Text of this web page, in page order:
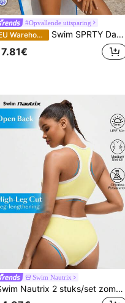
#Opvallende uitsparing
EU Warehouse Swim SPRTY Dames badpak met lange mouwen en bloemenprint voor op vakantie
Swim Nautrix
Swim Nautrix 2 stuks/set zomer nieuwe aankomst vakantie casual geel wit ronde hals tankini badpakset